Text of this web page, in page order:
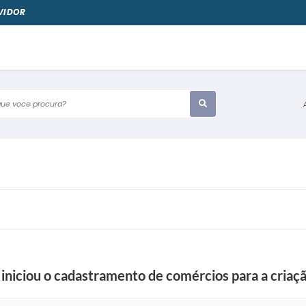
voce procura?
o cadastramento de comércios para a